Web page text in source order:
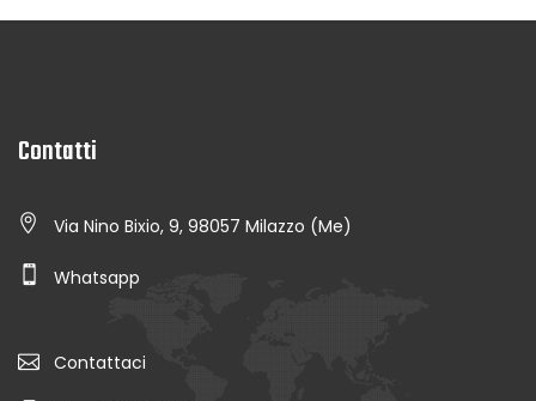
Contatti
Via Nino Bixio, 9, 98057 Milazzo (Me)
Whatsapp
Contattaci